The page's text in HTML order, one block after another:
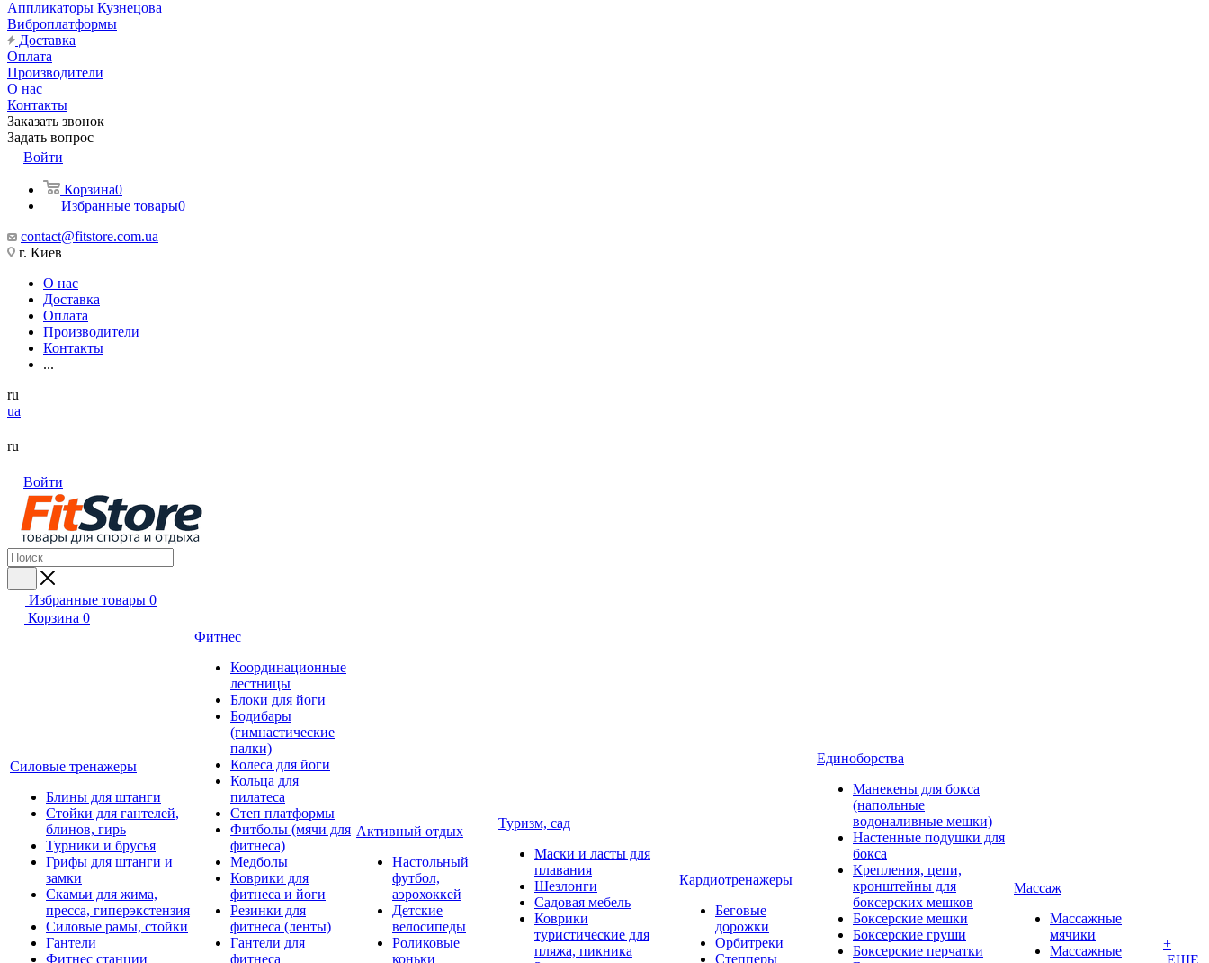
Аппликаторы Кузнецова
Виброплатформы
Доставка
Оплата
Производители
О нас
Контакты
Заказать звонок
Задать вопрос
Войти
Корзина0
Избранные товары0
contact@fitstore.com.ua
г. Киев
О нас
Доставка
Оплата
Производители
Контакты
...
ru
ua
ru
Войти
Избранные товары 0
Корзина 0
Силовые тренажеры
Блины для штанги
Стойки для гантелей,
блинов, гирь
Турники и брусья
Грифы для штанги и
замки
Скамьи для жима,
пресса, гиперэкстензия
Силовые рамы, стойки
Гантели
Фитнес станции
Фитнес
Координационные
лестницы
Блоки для йоги
Бодибары
(гимнастические
палки)
Колеса для йоги
Кольца для
пилатеса
Степ платформы
Фитболы (мячи для
фитнеса)
Медболы
Коврики для
фитнеса и йоги
Резинки для
фитнеса (ленты)
Гантели для
фитнеса
Активный отдых
Настольный
футбол,
аэрохоккей
Детские
велосипеды
Роликовые
коньки
Туризм, сад
Маски и ласты для
плавания
Шезлонги
Садовая мебель
Коврики
туристические для
пляжа, пикника
Кардиотренажеры
Беговые
дорожки
Орбитреки
Степперы
Единоборства
Манекены для бокса
(напольные
водоналивные мешки)
Настенные подушки для
бокса
Крепления, цепи,
кронштейны для
боксерских мешков
Боксерские мешки
Боксерские груши
Боксерские перчатки
Массаж
Массажные
мячики
Массажные
+
ЕЩЕ